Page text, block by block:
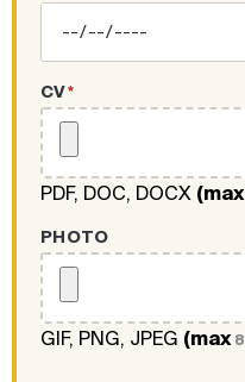
CV*
PDF, DOC, DOCX (max
PHOTO
GIF, PNG, JPEG (max 8